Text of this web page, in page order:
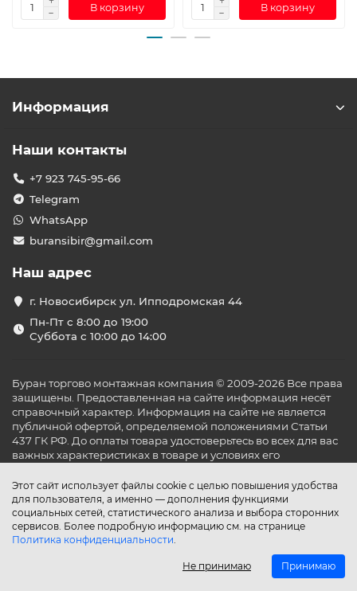
В корзину В корзину
Этот сайт использует файлы cookie с целью повышения удобства
для пользователя, а именно — дополнения функциями
социальных сетей, статистического анализа и выбора сторонних
сервисов. Более подробную информацию см. на странице
Политика конфиденциальности.
Не принимаю Принимаю
Информация
Наши контакты
+7 923 745-95-66
Telegram
WhatsApp
buransibir@gmail.com
Наш адрес
г. Новосибирск ул. Ипподромская 44
Пн-Пт с 8:00 до 19:00
Суббота с 10:00 до 14:00
Буран торгово монтажная компания © 2009-2026 Все права
защищены. Предоставленная на сайте информация несёт
справочный характер. Информация на сайте не является
публичной офертой, определяемой положениями Статьи
437 ГК РФ. До оплаты товара удостоверьтесь во всех для вас
важных характеристиках в товаре и условиях его